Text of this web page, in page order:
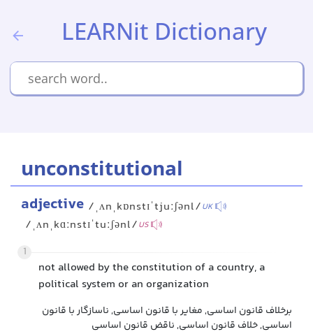
LEARNit Dictionary
unconstitutional
adjective /ˌʌnˌkɒnstɪˈtjuːʃənl/UK
/ˌʌnˌkɑːnstɪˈtuːʃənl/US
1
not allowed by the constitution of a country, a
political system or an organization
برخلاف قانون اساسی, مغایر با قانون اساسی, ناسازگار با قانون
اساسی, خلاف قانون اساسی, ناقض قانون اساسی